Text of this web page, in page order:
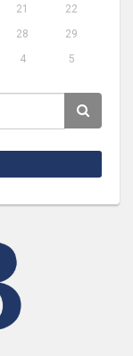
21
22
28
29
4 5